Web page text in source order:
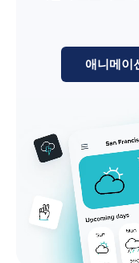
애니메이